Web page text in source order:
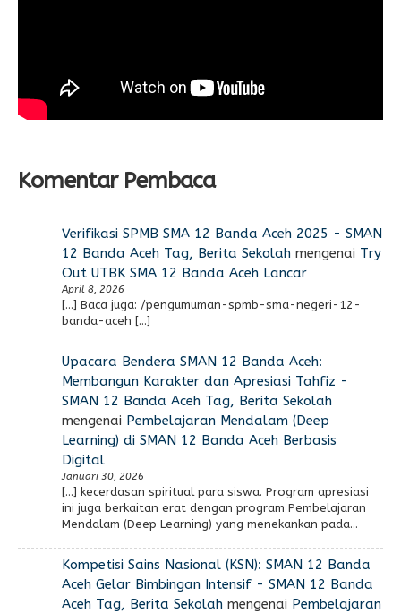
Komentar Pembaca
Verifikasi SPMB SMA 12 Banda Aceh 2025 - SMAN
12 Banda Aceh Tag, Berita Sekolahmengenai Try
Out UTBK SMA 12 Banda Aceh Lancar
April 8, 2026
[…] Baca juga: /pengumuman-spmb-sma-negeri-12-
banda-aceh […]
Upacara Bendera SMAN 12 Banda Aceh:
Membangun Karakter dan Apresiasi Tahfiz -
SMAN 12 Banda Aceh Tag, Berita Sekolah
mengenai Pembelajaran Mendalam (Deep
Learning) di SMAN 12 Banda Aceh Berbasis
Digital
Januari 30, 2026
[…] kecerdasan spiritual para siswa. Program apresiasi
ini juga berkaitan erat dengan program Pembelajaran
Mendalam (Deep Learning) yang menekankan pada…
Kompetisi Sains Nasional (KSN): SMAN 12 Banda
Aceh Gelar Bimbingan Intensif - SMAN 12 Banda
Aceh Tag, Berita Sekolahmengenai Pembelajaran